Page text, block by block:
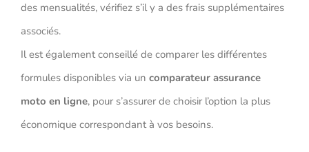
des mensualités, vérifiez s’il y a des frais supplémentaires
associés.
Il est également conseillé de comparer les différentes
formules disponibles via un comparateur assurance
moto en ligne, pour s’assurer de choisir l’option la plus
économique correspondant à vos besoins.